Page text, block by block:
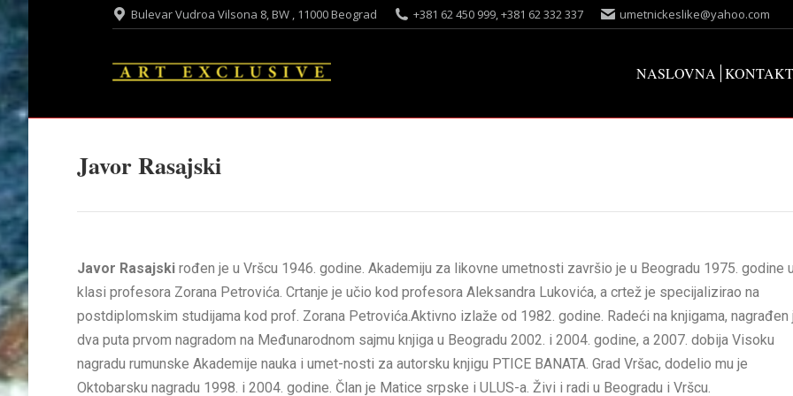
Bulevar Vudroa Vilsona 8, BW , 11000 Beograd +381 62 450 999, +381 62 332 337 umetnickeslike@yahoo.com
NASLOVNA KONTAKT
Javor Rasajski
Javor Rasajski rođen je u Vršcu 1946. godine. Akademiju za likovne umetnosti završio je u Beogradu 1975. godine u
klasi profesora Zorana Petrovića. Crtanje je učio kod profesora Aleksandra Lukovića, a crtež je specijalizirao na
postdiplomskim studijama kod prof. Zorana Petrovića.Aktivno izlaže od 1982. godine. Radeći na knjigama, nagrađen
dva puta prvom nagradom na Međunarodnom sajmu knjiga u Beogradu 2002. i 2004. godine, a 2007. dobija Visoku
nagradu rumunske Akademije nauka i umet-nosti za autorsku knjigu PTICE BANATA. Grad Vršac, dodelio mu je
Oktobarsku nagradu 1998. i 2004. godine. Član je Matice srpske i ULUS-a. Živi i radi u Beogradu i Vršcu.